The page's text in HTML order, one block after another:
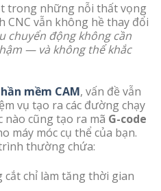
trong những nỗi thất vọng
vẫn không hề thay đổi
chuyển động không cần
— và không thể khắc
mềm CAM, vấn đề vẫn
vụ tạo ra các đường chạy
cũng tạo ra mã G-code
máy móc cụ thể của bạn.
thường chứa:
cắt chỉ làm tăng thời gian